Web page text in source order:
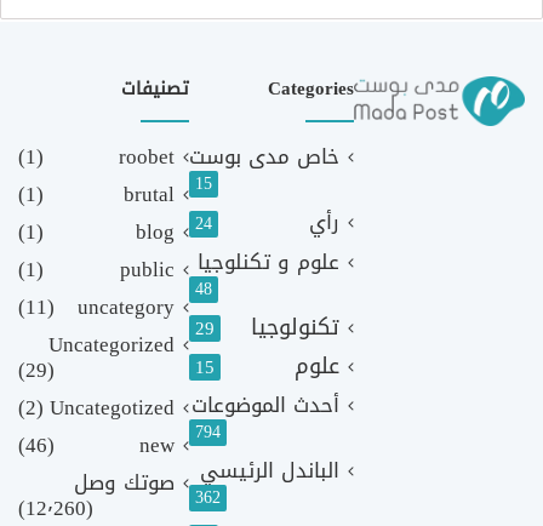
Categories
خاص مدى بوست
15
رأي 24
علوم و تكنلوجيا
48
تكنولوجيا 29
علوم 15
أحدث الموضوعات
794
الباندل الرئيسي
362
تصنيفات
roobet
(1)
brutal
(1)
blog
(1)
public
(1)
uncategory
(11)
Uncategorized
(29)
Uncategotized
(2)
new
(46)
صوتك وصل
(12٬260)